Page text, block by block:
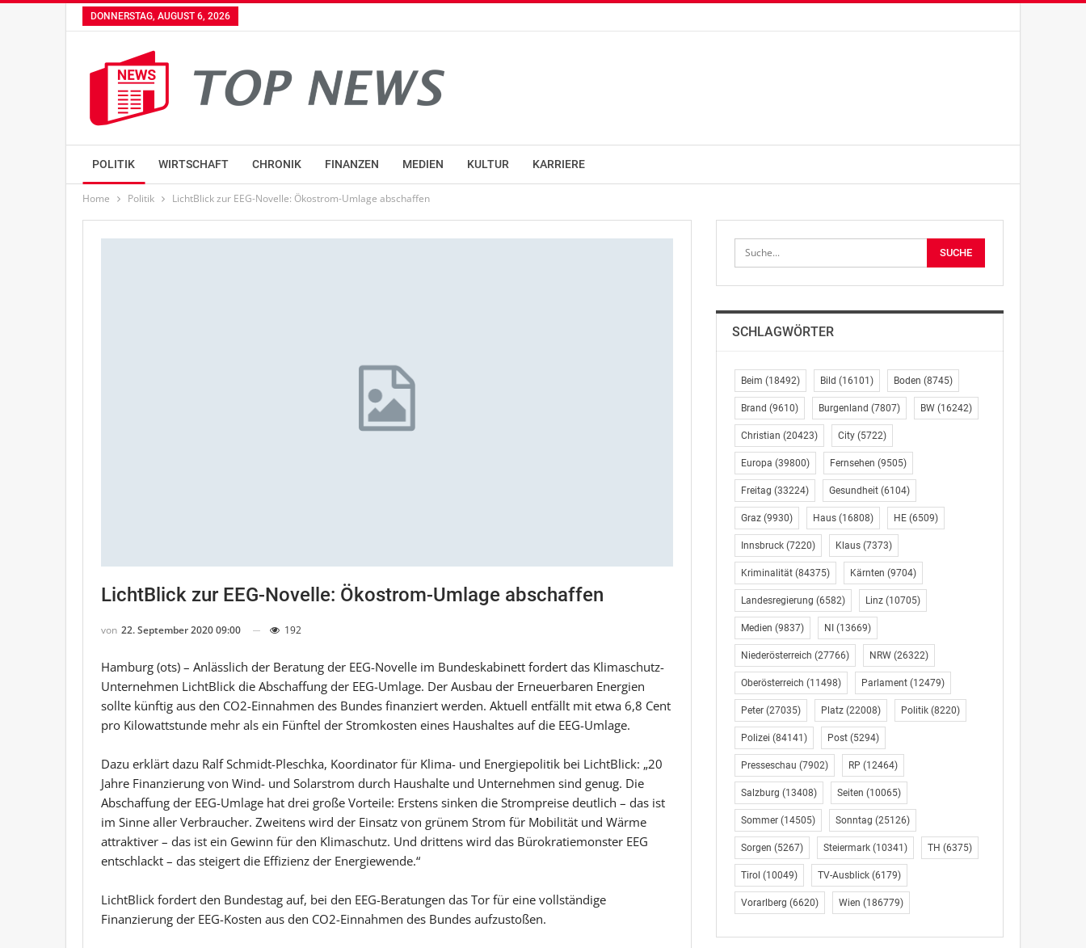
DONNERSTAG, AUGUST 6, 2026
POLITIK WIRTSCHAFT CHRONIK FINANZEN MEDIEN KULTUR KARRIERE
Home Politik LichtBlick zur EEG-Novelle: Ökostrom-Umlage abschaffen
LichtBlick zur EEG-Novelle: Ökostrom-Umlage abschaffen
von 22. September 2020 09:00 192
Hamburg (ots) – Anlässlich der Beratung der EEG-Novelle im Bundeskabinett fordert das Klimaschutz-
Unternehmen LichtBlick die Abschaffung der EEG-Umlage. Der Ausbau der Erneuerbaren Energien
sollte künftig aus den CO2-Einnahmen des Bundes finanziert werden. Aktuell entfällt mit etwa 6,8 Cent
pro Kilowattstunde mehr als ein Fünftel der Stromkosten eines Haushaltes auf die EEG-Umlage.
Dazu erklärt dazu Ralf Schmidt-Pleschka, Koordinator für Klima- und Energiepolitik bei LichtBlick: „20
Jahre Finanzierung von Wind- und Solarstrom durch Haushalte und Unternehmen sind genug. Die
Abschaffung der EEG-Umlage hat drei große Vorteile: Erstens sinken die Strompreise deutlich – das ist
im Sinne aller Verbraucher. Zweitens wird der Einsatz von grünem Strom für Mobilität und Wärme
attraktiver – das ist ein Gewinn für den Klimaschutz. Und drittens wird das Bürokratiemonster EEG
entschlackt – das steigert die Effizienz der Energiewende.“
LichtBlick fordert den Bundestag auf, bei den EEG-Beratungen das Tor für eine vollständige
Finanzierung der EEG-Kosten aus den CO2-Einnahmen des Bundes aufzustoßen.
SCHLAGWÖRTER
Beim (18492) Bild (16101) Boden (8745)
Brand (9610) Burgenland (7807) BW(16242)
Christian (20423) City(5722)
Europa (39800) Fernsehen (9505)
Freitag (33224) Gesundheit(6104)
Graz(9930) Haus(16808) HE(6509)
Innsbruck(7220) Klaus(7373)
Kriminalität(84375) Kärnten (9704)
Landesregierung (6582) Linz(10705)
Medien (9837) NI (13669)
Niederösterreich (27766) NRW(26322)
Oberösterreich (11498) Parlament(12479)
Peter(27035) Platz(22008) Politik(8220)
Polizei (84141) Post(5294)
Presseschau (7902) RP (12464)
Salzburg (13408) Seiten (10065)
Sommer(14505) Sonntag (25126)
Sorgen (5267) Steiermark(10341) TH (6375)
Tirol (10049) TV-Ausblick(6179)
Vorarlberg (6620) Wien (186779)